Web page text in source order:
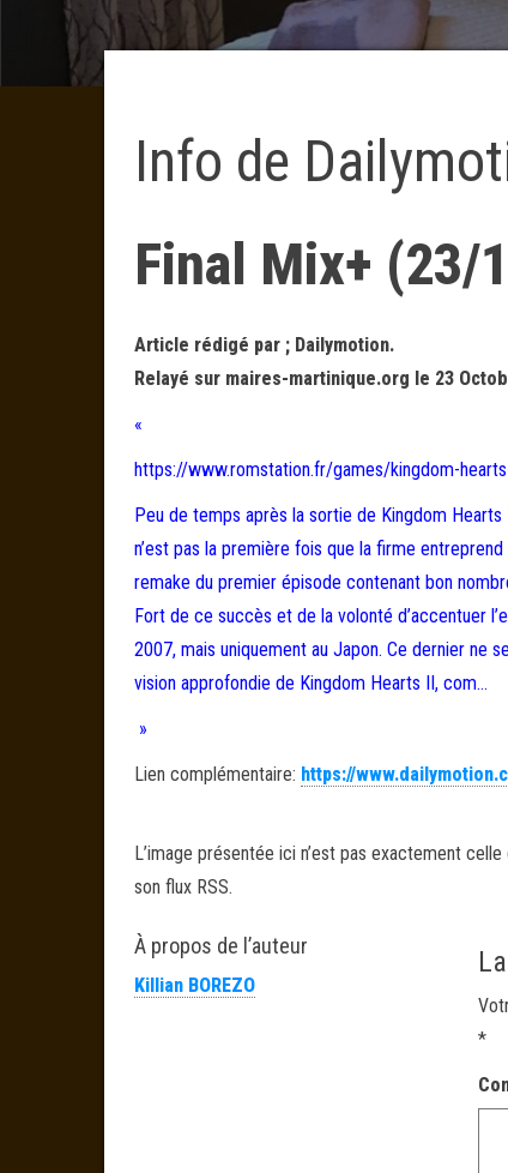
Info de
Final Mix+ (23/
Article rédigé par ; Dailymotion.
Relayé sur maires-martinique.org le 23
«
https://www.romstation.fr/games/kingdom-
Peu de temps après la sortie de Kingdom
n’est pas la première fois que la firme
remake du premier épisode contenant bon
Fort de ce succès et de la volonté d’accentuer
2007, mais uniquement au Japon. Ce dernier ne
vision approfondie de Kingdom Hearts II, com…
»
Lien complémentaire: https://
L’image présentée ici n’est pas exactement
son flux RSS.
À propos de l’auteur
Killian BOREZO
*